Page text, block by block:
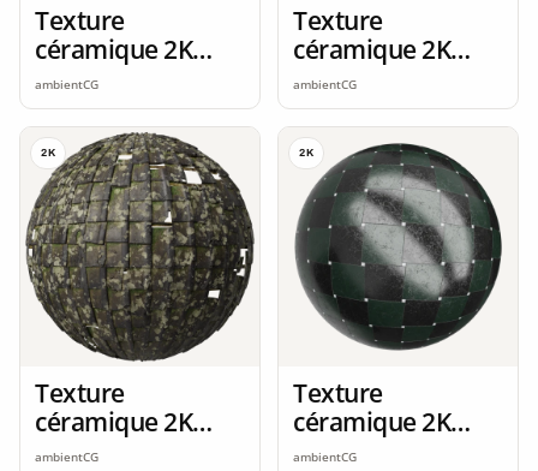
Texture
céramique 2K
seamless
ambientCG
Texture
céramique 2K
seamless
ambientCG
2K
Texture
céramique 2K
seamless
ambientCG
2K
Texture
céramique 2K
seamless
ambientCG